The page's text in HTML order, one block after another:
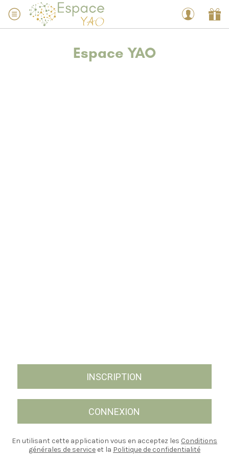
Espace YAO
INSCRIPTION
CONNEXION
En utilisant cette application vous en acceptez les Conditions
générales de service et la Politique de confidentialité